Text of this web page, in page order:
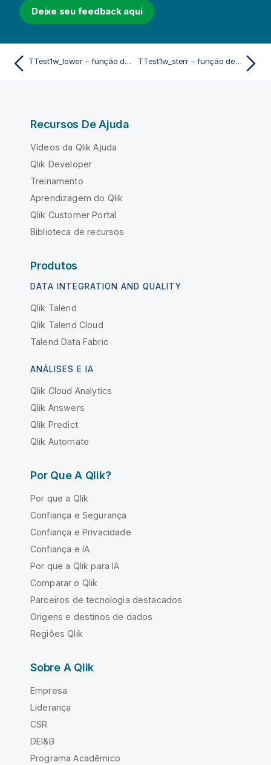
Deixe seu feedback aqui
TTest1w_lower – função de script e gráfico TTest1w_sterr – função de script e gráfico
Recursos De Ajuda
Vídeos da Qlik Ajuda
Qlik Developer
Treinamento
Aprendizagem do Qlik
Qlik Customer Portal
Biblioteca de recursos
Produtos
DATA INTEGRATION AND QUALITY
Qlik Talend
Qlik Talend Cloud
Talend Data Fabric
ANÁLISES E IA
Qlik Cloud Analytics
Qlik Answers
Qlik Predict
Qlik Automate
Por Que A Qlik?
Por que a Qlik
Confiança e Segurança
Confiança e Privacidade
Confiança e IA
Por que a Qlik para IA
Comparar o Qlik
Parceiros de tecnologia destacados
Origens e destinos de dados
Regiões Qlik
Sobre A Qlik
Empresa
Liderança
CSR
DEI&B
Programa Acadêmico